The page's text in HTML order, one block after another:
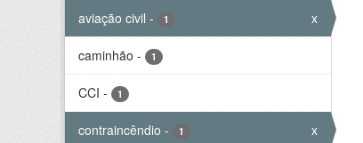
aviação civil - 1 x
caminhão - 1
CCI - 1
contraincêndio - 1 x